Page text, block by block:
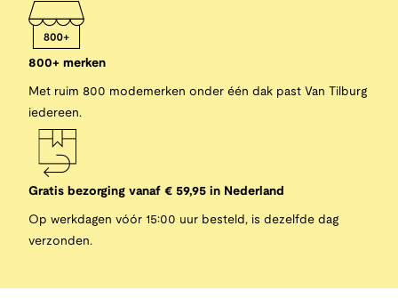
800+ merken
Met ruim 800 modemerken onder één dak past Van Tilburg
iedereen.
Gratis bezorging vanaf € 59,95 in Nederland
Op werkdagen vóór 15:00 uur besteld, is dezelfde dag
verzonden.